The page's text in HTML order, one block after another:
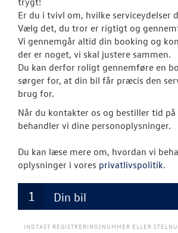
Er du i tvivl om, hvilke serviceydelser
Vælg det, du tror er rigtigt og
Vi gennemgår altid din booking og
der er noget, vi skal justere sammen.
Du kan derfor roligt gennemføre en
sørger for, at din bil får præcis den
brug for.
Når du kontakter os og bestiller tid
behandler vi dine personoplysninger.
Du kan læse mere om, hvordan vi
oplysninger i vores privatlivspolitik.
Din bil
INDTAST REGISTRERINGSNUMMER ELLER